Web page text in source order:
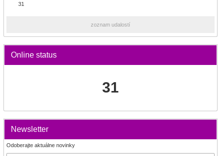
31
zoznam udalostí
Online status
31
Newsletter
Odoberajte aktuálne novinky